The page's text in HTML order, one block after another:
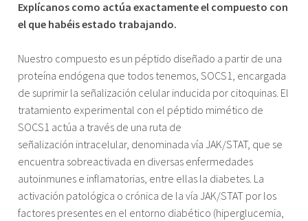
Explícanos como actúa exactamente el compuesto con
el que habéis estado trabajando.
Nuestro compuesto es un péptido diseñado a partir de una
proteína endógena que todos tenemos, SOCS1, encargada
de suprimir la señalización celular inducida por citoquinas. El
tratamiento experimental con el péptido mimético de
SOCS1 actúa a través de una ruta de
señalización intracelular, denominada vía JAK/STAT, que se
encuentra sobreactivada en diversas enfermedades
autoinmunes e inflamatorias, entre ellas la diabetes. La
activación patológica o crónica de la vía JAK/STAT por los
factores presentes en el entorno diabético (hiperglucemia,